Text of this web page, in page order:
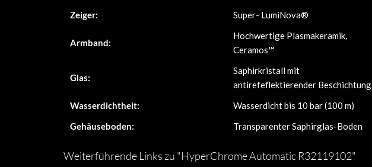
Zeiger:
Super- LumiNova®
Armband:
Hochwertige Plasmakeramik,
Ceramos™
Glas:
Saphirkristall mit
antirefeflektierender Beschichtung
Wasserdichtheit:
Wasserdicht bis 10 bar (100 m)
Gehäuseboden:
Transparenter Saphirglas-Boden
Weiterführende Links zu "HyperChrome Automatic R32119102"